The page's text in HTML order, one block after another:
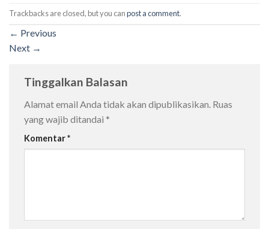
Trackbacks are closed, but you canpost a comment.
← Previous
Next →
Tinggalkan Balasan
Alamat email Anda tidak akan dipublikasikan. Ruas
yang wajib ditandai *
Komentar*